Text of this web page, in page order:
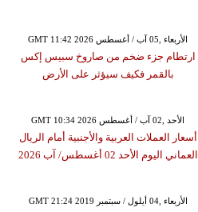
GMT 11:42 2026 الأربعاء ,05 آب / أغسطس
ارتطام جزء ضخم من صاروخ سبيس إكس
بالقمر فكيف سيؤثر على الأرض
GMT 10:34 2026 الأحد ,02 آب / أغسطس
أسعار العملات العربية والأجنبية أمام الريال
العماني اليوم الأحد 02 أغسطس/ آب 2026
GMT 21:24 2019 الأربعاء ,04 أيلول / سبتمبر